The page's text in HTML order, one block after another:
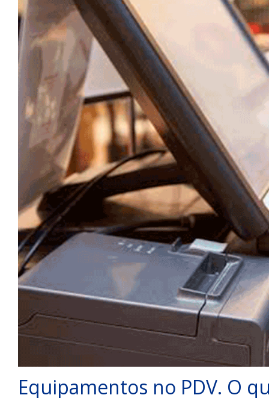
Equipamentos no PDV. O